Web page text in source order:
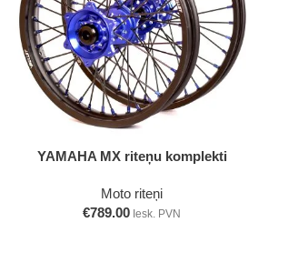
IzvēlietiesYAMAHA MX riteņu komplekti
Moto riteņi
€789.00 Iesk. PVN